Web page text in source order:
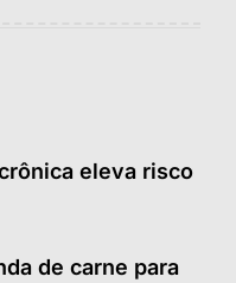
eleva risco
de carne para